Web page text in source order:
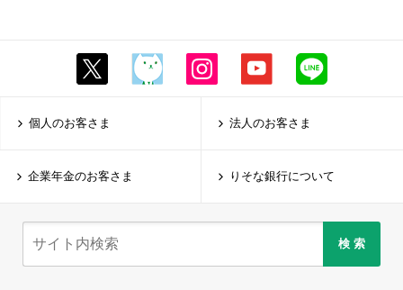
個人のお客さま 法人のお客さま
企業年金のお客さま りそな銀行について
検 索